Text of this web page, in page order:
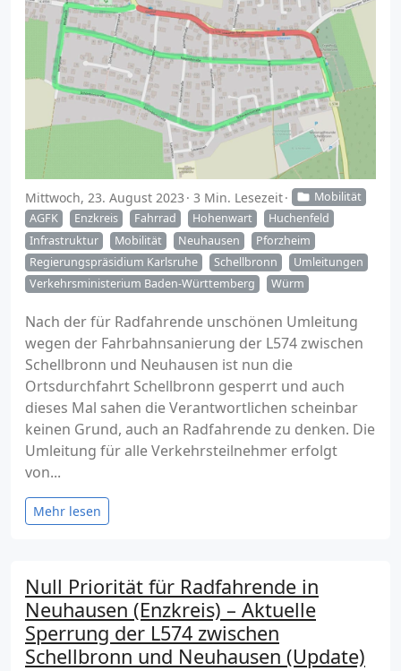
Mittwoch, 23. August 2023 3 Min. Lesezeit
Mobilität
AGFK
Enzkreis Fahrrad Hohenwart
Huchenfeld
Infrastruktur
Mobilität Neuhausen
Pforzheim
Regierungspräsidium Karlsruhe
Schellbronn
Umleitungen
Verkehrsministerium Baden-Württemberg
Würm
Nach der für Radfahrende unschönen Umleitung
wegen der Fahrbahnsanierung der L574 zwischen
Schellbronn und Neuhausen ist nun die
Ortsdurchfahrt Schellbronn gesperrt und auch
dieses Mal sahen die Verantwortlichen scheinbar
keinen Grund, auch an Radfahrende zu denken. Die
Umleitung für alle Verkehrsteilnehmer erfolgt
von...
Mehr lesen
Null Priorität für Radfahrende in
Neuhausen (Enzkreis) – Aktuelle
Sperrung der L574 zwischen
Schellbronn und Neuhausen (Update)